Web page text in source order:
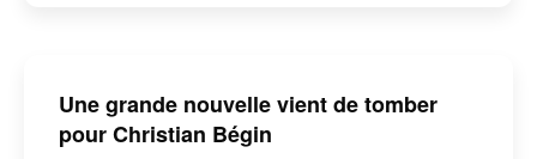
Une grande nouvelle vient de tomber
pour Christian Bégin